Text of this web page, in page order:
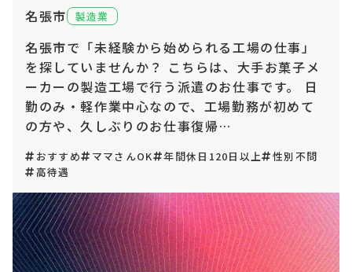
名張市 製造業
名張市で「未経験から始められる工場の仕事」
を探していませんか？ こちらは、大手お菓子メ
ーカーの製造工場で行う派遣のお仕事です。 日
勤のみ・軽作業中心なので、工場勤務が初めて
の方や、久しぶりのお仕事復帰…
おすすめ ママさんOK 年間休日120日以上
性別不問
高待遇